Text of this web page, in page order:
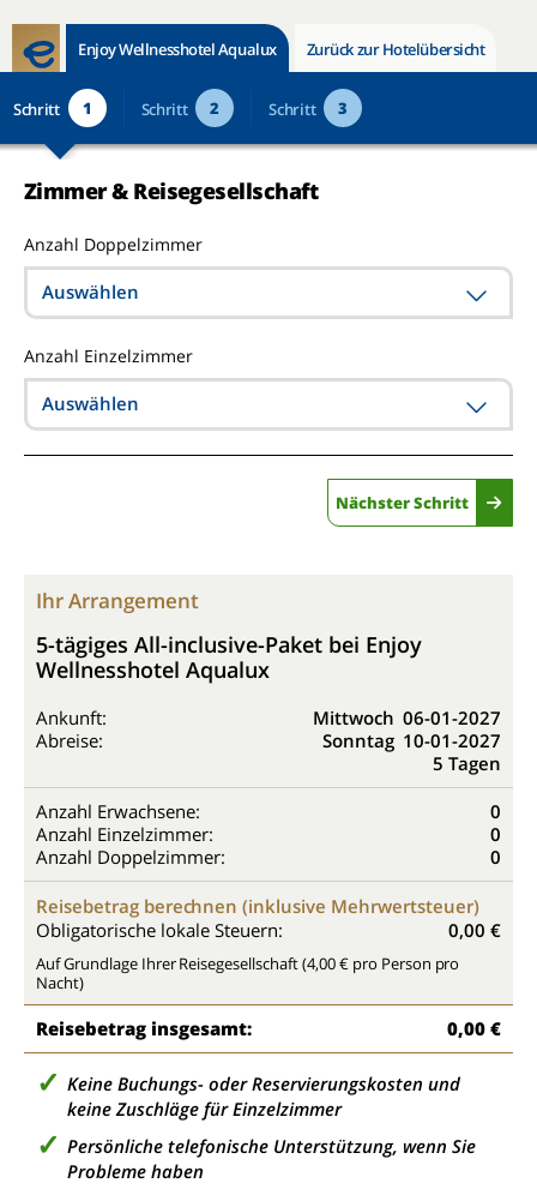
Enjoy Wellnesshotel Aqualux Zurück zur Hotelübersicht
Schritt 1 Schritt 2 Schritt 3
Zimmer & Reisegesellschaft
Anzahl Doppelzimmer
Auswählen
Anzahl Einzelzimmer
Auswählen
Nächster Schritt
Ihr Arrangement
5-tägiges All-inclusive-Paket bei Enjoy
Wellnesshotel Aqualux
Ankunft: Mittwoch 06-01-2027
Abreise:
Sonntag 10-01-2027
5 Tagen
Anzahl Erwachsene:
0
Anzahl Einzelzimmer:
0
Anzahl Doppelzimmer:
0
Reisebetrag berechnen (inklusive Mehrwertsteuer)
Obligatorische lokale Steuern:
0,00 €
Auf Grundlage Ihrer Reisegesellschaft (4,00 € pro Person pro
Nacht)
Reisebetrag insgesamt: 0,00 €
Keine Buchungs- oder Reservierungskosten und
keine Zuschläge für Einzelzimmer
Persönliche telefonische Unterstützung, wenn Sie
Probleme haben